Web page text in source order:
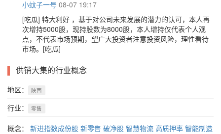
小蚊子一号 08-07 19:17
[吃瓜] 特大利好 ，基于对公司未来发展的潜力的认可，本人再
次增持5000股，现持股数为8000股，本人增持仅代表个人观
点，不代表市场预期，望广大投资者注意投资风险，理性看待
市场。[吃瓜]
供销大集的行业概念
地区： 陕西
行业： 零售
概念： 新进指数成份股 新零售 破净股 智慧物流 高质押率 智能制造